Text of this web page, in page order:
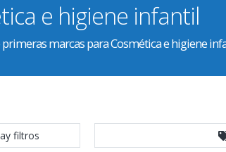
e higiene infantil
marcas para Cosmética e higiene
filtros